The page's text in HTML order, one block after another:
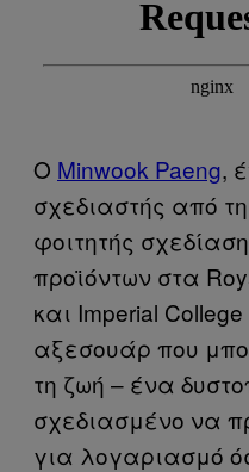
Ο Minwook Paeng,
σχεδιαστής από τη
φοιτητής
προϊόντων στα
και Imperial
αξεσουάρ που
τη ζωή – ένα
σχεδιασμένο να
για λογαριασμό